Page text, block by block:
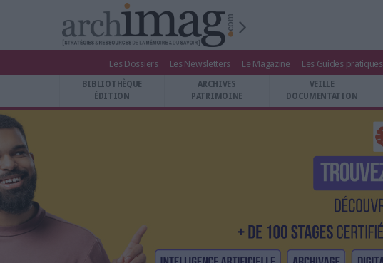
BIBLIOTHÈQUE ÉDITION
ARCHIVES PATRIMOINE
VEILLE DOCUMENTATION
UNIVERS DATA
TRAVAIL COLLABORATIF
VIE NUMÉRIQUE
NUMÉRIQUE RESPONSABLE
Les Dossiers Les Newsletters Le Magazine Les Guides pratiques
BIBLIOTHÈQUE
ÉDITION
ARCHIVES
PATRIMOINE
VEILLE
DOCUMENTATION